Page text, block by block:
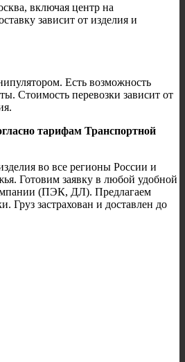
включая центр на
зависит от изделия и
Есть возможность
Стоимость перевозки зависит от
тарифам Транспортной
во все регионы России и
Готовим заявку в любой удобной
(ПЭК, ДЛ). Предлагаем
Груз застрахован и доставлен до